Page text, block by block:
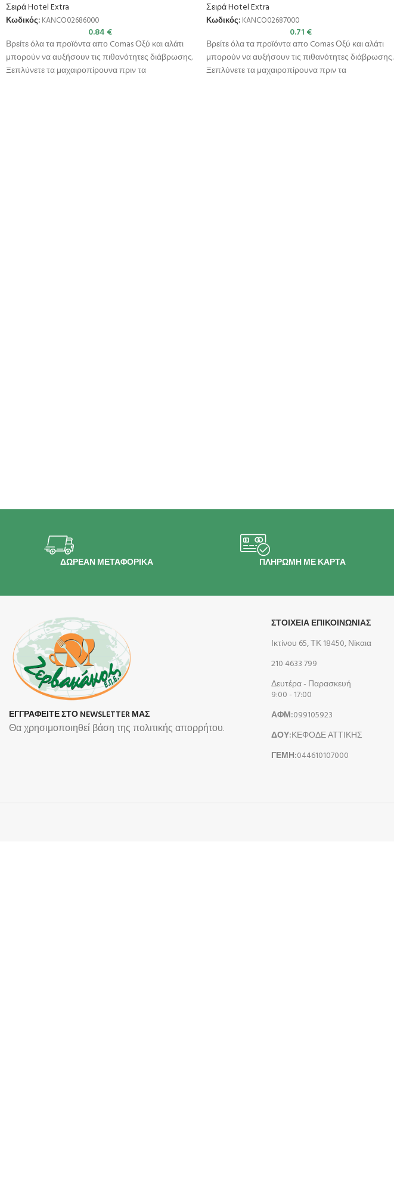
Σειρά Hotel Extra
Κωδικός: KANCO02686000
0.84 €
Βρείτε όλα τα προϊόντα απο Comas Οξύ και αλάτι
μπορούν να αυξήσουν τις πιθανότητες διάβρωσης.
Ξεπλύνετε τα μαχαιροπίρουνα πριν τα
Σειρά Hotel Extra
Κωδικός: KANCO02687000
0.71 €
Βρείτε όλα τα προϊόντα απο Comas Οξύ και αλάτι
μπορούν να αυξήσουν τις πιθανότητες διάβρωσης.
Ξεπλύνετε τα μαχαιροπίρουνα πριν τα
ΔΩΡΕΑΝ ΜΕΤΑΦΟΡΙΚΑ ΠΛΗΡΩΜΗ ΜΕ ΚΑΡΤΑ
ΕΓΓΡΑΦΕΙΤΕ ΣΤΟ NEWSLETTER ΜΑΣ
Θα χρησιμοποιηθεί βάση της πολιτικής απορρήτου.
ΣΤΟΙΧΕΙΑ ΕΠΙΚΟΙΝΩΝΙΑΣ
Ικτίνου 65, ΤΚ 18450, Νίκαια
210 4633 799
Δευτέρα - Παρασκευή
9:00 - 17:00
ΑΦΜ:099105923
ΔΟΥ:ΚΕΦΟΔΕ ΑΤΤΙΚΗΣ
ΓΕΜΗ:044610107000